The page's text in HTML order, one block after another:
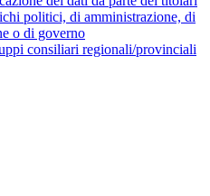
politici, di amministrazione, di
o di governo
consiliari regionali/provinciali